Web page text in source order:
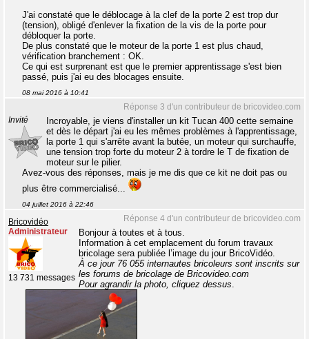
J'ai constaté que le déblocage à la clef de la porte 2 est trop dur
(tension), obligé d'enlever la fixation de la vis de la porte pour
débloquer la porte.
De plus constaté que le moteur de la porte 1 est plus chaud,
vérification branchement : OK.
Ce qui est surprenant est que le premier apprentissage s'est bien
passé, puis j'ai eu des blocages ensuite.
08 mai 2016 à 10:41
Réponse 3 d'un contributeur de bricovideo.com
Invité
Incroyable, je viens d'installer un kit Tucan 400 cette semaine
et dès le départ j'ai eu les mêmes problèmes à l'apprentissage,
la porte 1 qui s'arrête avant la butée, un moteur qui surchauffe,
une tension trop forte du moteur 2 à tordre le T de fixation de
moteur sur le pilier.
Avez-vous des réponses, mais je me dis que ce kit ne doit pas ou
plus être commercialisé...
04 juillet 2016 à 22:46
Réponse 4 d'un contributeur de bricovideo.com
Bricovidéo
Administrateur
13 731 messages
Bonjour à toutes et à tous.
Information à cet emplacement du forum travaux
bricolage sera publiée l’image du jour BricoVidéo.
À ce jour 76 055 internautes bricoleurs sont inscrits sur
les forums de bricolage de Bricovideo.com
Pour agrandir la photo, cliquez dessus.